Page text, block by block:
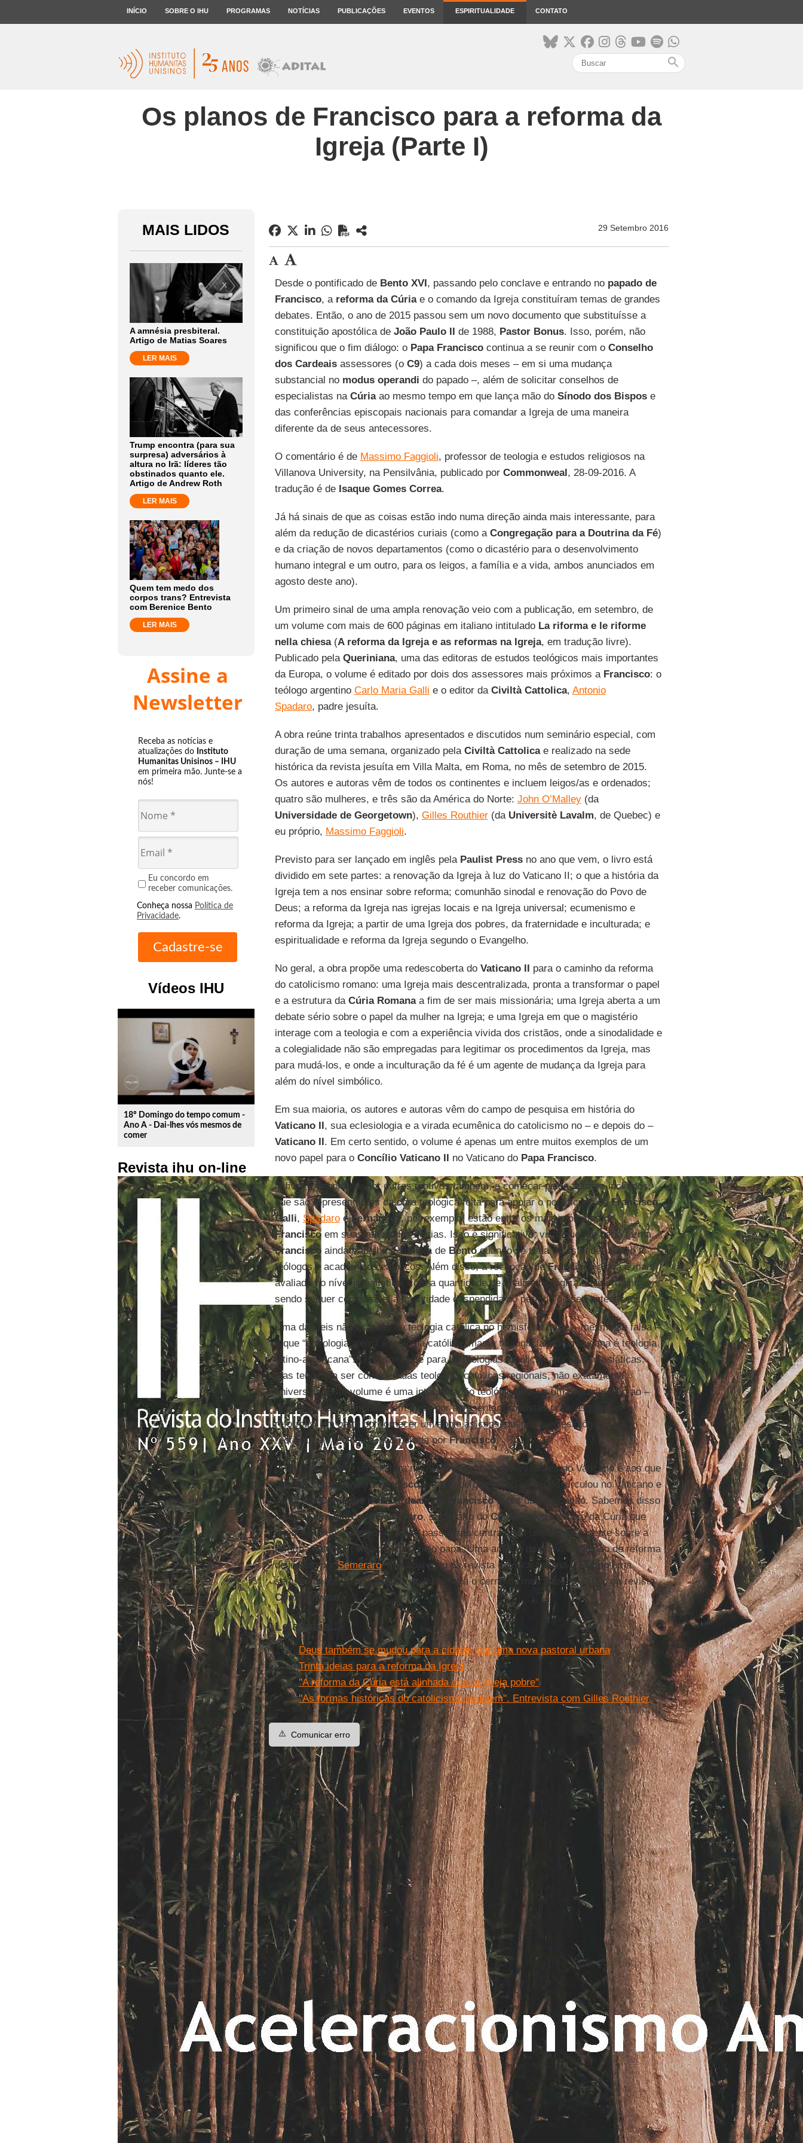
INÍCIO SOBRE O IHU PROGRAMAS NOTÍCIAS PUBLICAÇÕES EVENTOS ESPIRITUALIDADE CONTATO
search
Os planos de Francisco para a reforma da
Igreja (Parte I)
MAIS LIDOS
A amnésia presbiteral.
Artigo de Matias Soares
LER MAIS
Trump encontra (para sua
surpresa) adversários à
altura no Irã: líderes tão
obstinados quanto ele.
Artigo de Andrew Roth
LER MAIS
Quem tem medo dos
corpos trans? Entrevista
com Berenice Bento
LER MAIS
Assine a
Newsletter
Receba as notícias e
atualizações do Instituto
Humanitas Unisinos – IHU
em primeira mão. Junte-se a
nós!
Eu concordo em
receber comunicações.
Conheça nossa Política de
Privacidade.
Vídeos IHU
play_circle_outline
18º Domingo do tempo comum -
Ano A - Dai-lhes vós mesmos de
comer
Revista ihu on-line
29 Setembro 2016
Desde o pontificado de Bento XVI, passando pelo conclave e entrando no papado de
Francisco, a reforma da Cúriae o comando da Igreja constituíram temas de grandes
debates. Então, o ano de 2015 passou sem um novo documento que substituísse a
constituição apostólica de João Paulo II de 1988, Pastor Bonus. Isso, porém, não
significou que o fim diálogo: o Papa Franciscocontinua a se reunir com o Conselho
dos Cardeaisassessores (o C9) a cada dois meses – em si uma mudança
substancial no modus operandi do papado –, além de solicitar conselhos de
especialistas na Cúriaao mesmo tempo em que lança mão do Sínodo dos Bispose
das conferências episcopais nacionais para comandar a Igreja de uma maneira
diferente da de seus antecessores.
O comentário é de Massimo Faggioli, professor de teologia e estudos religiosos na
Villanova University, na Pensilvânia, publicado por Commonweal, 28-09-2016. A
tradução é de Isaque Gomes Correa.
Já há sinais de que as coisas estão indo numa direção ainda mais interessante, para
além da redução de dicastérios curiais (como a Congregação para a Doutrina da Fé)
e da criação de novos departamentos (como o dicastério para o desenvolvimento
humano integral e um outro, para os leigos, a família e a vida, ambos anunciados em
agosto deste ano).
Um primeiro sinal de uma ampla renovação veio com a publicação, em setembro, de
um volume com mais de 600 páginas em italiano intitulado La riforma e le riforme
nella chiesa (A reforma da Igreja e as reformas na Igreja, em tradução livre).
Publicado pela Queriniana, uma das editoras de estudos teológicos mais importantes
da Europa, o volume é editado por dois dos assessores mais próximos a Francisco: o
teólogo argentino Carlo Maria Galli e o editor da Civiltà Cattolica, Antonio
Spadaro, padre jesuíta.
A obra reúne trinta trabalhos apresentados e discutidos num seminário especial, com
duração de uma semana, organizado pela Civiltà Cattolicae realizado na sede
histórica da revista jesuíta em Villa Malta, em Roma, no mês de setembro de 2015.
Os autores e autoras vêm de todos os continentes e incluem leigos/as e ordenados;
quatro são mulheres, e três são da América do Norte: John O’Malley(da
Universidade de Georgetown), Gilles Routhier(da Universitè Lavalm, de Quebec) e
eu próprio, Massimo Faggioli.
Previsto para ser lançado em inglês pela Paulist Pressno ano que vem, o livro está
dividido em sete partes: a renovação da Igreja à luz do Vaticano II; o que a história da
Igreja tem a nos ensinar sobre reforma; comunhão sinodal e renovação do Povo de
Deus; a reforma da Igreja nas igrejas locais e na Igreja universal; ecumenismo e
reforma da Igreja; a partir de uma Igreja dos pobres, da fraternidade e inculturada; e
espiritualidade e reforma da Igreja segundo o Evangelho.
No geral, a obra propõe uma redescoberta do Vaticano II para o caminho da reforma
do catolicismo romano: uma Igreja mais descentralizada, pronta a transformar o papel
e a estrutura da Cúria Romanaa fim de ser mais missionária; uma Igreja aberta a um
debate sério sobre o papel da mulher na Igreja; e uma Igreja em que o magistério
interage com a teologia e com a experiência vivida dos cristãos, onde a sinodalidade e
a colegialidade não são empregadas para legitimar os procedimentos da Igreja, mas
para mudá-los, e onde a inculturação da fé é um agente de mudança da Igreja para
além do nível simbólico.
Em sua maioria, os autores e autoras vêm do campo de pesquisa em história do
Vaticano II, sua eclesiologia e a virada ecumênica do catolicismo no – e depois do –
Vaticano II. Em certo sentido, o volume é apenas um entre muitos exemplos de um
novo papel para o Concílio Vaticano II no Vaticano do Papa Francisco.
O livro é importante por outros motivos também, a começar pelos autores incluídos,
que são representantes da obra teológica feita para apoiar o pontificado deFrancisco:
Galli, SpadaroeFernandez, por exemplo, estão entre os mais próximos de
Franciscoem suas atividades diárias. Isso é significativo, visto que, de certa forma,
Franciscoainda trabalha à sombra de Bentoquando se trata de estender a mão a
teólogos e acadêmicos católicos. Além disso, a recepção deFranciscoainda é mais
avaliada no nível jornalístico, com a quantidade de análise teológica mais profunda
sendo sequer comparável à quantidade despendida no período de seu antecessor.
Uma das leis não escritas da teologia católica no hemisfério norte – mesmo se falsa –
é que “a teologia alemã é teologia católica, mas a teologia latino-americana é teologia
latino-americana”. O mesmo vale para as teologias católicas africanas e asiáticas:
elas tendem a ser consideradas teologias católicas regionais, não exatamente
universais. Este volume é uma interpretação teológica do – e uma contribuição ao –
pontificado deFrancisco, em parte por apresentar propostas práticas para as
reformas, em parte por fornecer um apoio às consequências eclesiológicas da
reorientação teológica incorporada porFrancisco.
O que faz do livro uma leitura necessária para os observadores do Vaticano e aos que
querem compreenderFranciscoé o fato de que o seu conteúdo circulou no Vaticano e
dentro doConselho dos Cardeais de Franciscoantes da publicação. Sabemos disso
porqueDom Marcello Semeraro, secretário doC9e o único membro da Cúria que
integra o grupo, cita por extenso passagens centrais em um ensaio recente sobre a
reforma católica como pensada pelo papa. Uma análise do plano detalhado de reforma
delineado porSemeraro, que apareceu na revista católica italianaIl Regnouma
semana depois da publicação do livro, será o cerne de meu próximo artigo na revista
Commonweal
Leia mais...
Deus também se mudou para a cidade: por uma nova pastoral urbana
Trinta ideias para a reforma da Igreja
''A reforma da Cúria está alinhada com a Igreja pobre''
''As formas históricas do catolicismo evoluem''. Entrevista com Gilles Routhier
⚠️ Comunicar erro